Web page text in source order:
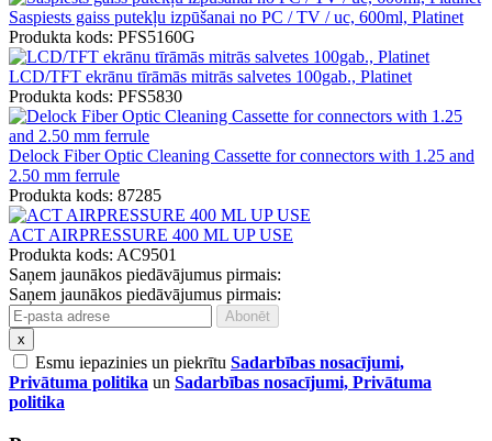
Saspiests gaiss putekļu izpūšanai no PC / TV / uc, 600ml, Platinet
Produkta kods: PFS5160G
LCD/TFT ekrānu tīrāmās mitrās salvetes 100gab., Platinet
Produkta kods: PFS5830
Delock Fiber Optic Cleaning Cassette for connectors with 1.25 and
2.50 mm ferrule
Produkta kods: 87285
ACT AIRPRESSURE 400 ML UP USE
Produkta kods: AC9501
Saņem jaunākos piedāvājumus pirmais:
Saņem jaunākos piedāvājumus pirmais:
x
Esmu iepazinies un piekrītu Sadarbības nosacījumi,
Privātuma politika un Sadarbības nosacījumi, Privātuma
politika